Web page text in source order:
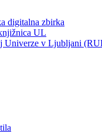
digitalna zbirka
UL
Univerze v Ljubljani